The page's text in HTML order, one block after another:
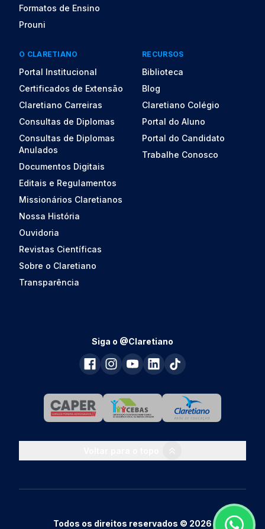
Formatos de Ensino
Prouni
O CLARETIANO
Portal Institucional
Certificados de Extensão
Claretiano Carreiras
Consultas de Diplomas
Consultas de Diplomas
Anulados
Documentos Digitais
Editais e Regulamentos
Missionários Claretianos
Nossa História
Ouvidoria
Revistas Científicas
Sobre o Claretiano
Transparência
RECURSOS
Biblioteca
Blog
Claretiano Colégio
Portal do Aluno
Portal do Candidato
Trabalhe Conosco
Siga o @Claretiano
Todos os direitos reservados © 2026